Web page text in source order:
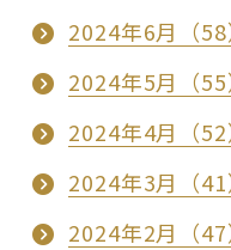
2024年6月（58
2024年5月（55
2024年4月（52
2024年3月（41
2024年2月（47